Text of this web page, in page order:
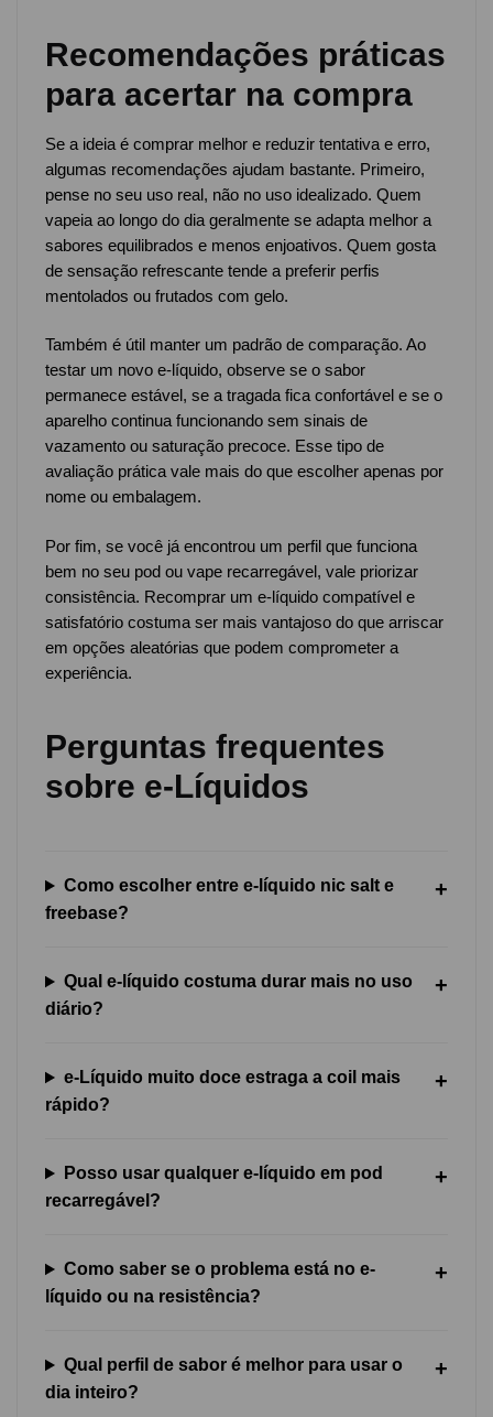
Recomendações práticas
para acertar na compra
Se a ideia é comprar melhor e reduzir tentativa e erro,
algumas recomendações ajudam bastante. Primeiro,
pense no seu uso real, não no uso idealizado. Quem
vapeia ao longo do dia geralmente se adapta melhor a
sabores equilibrados e menos enjoativos. Quem gosta
de sensação refrescante tende a preferir perfis
mentolados ou frutados com gelo.
Também é útil manter um padrão de comparação. Ao
testar um novo e-líquido, observe se o sabor
permanece estável, se a tragada fica confortável e se o
aparelho continua funcionando sem sinais de
vazamento ou saturação precoce. Esse tipo de
avaliação prática vale mais do que escolher apenas por
nome ou embalagem.
Por fim, se você já encontrou um perfil que funciona
bem no seu pod ou vape recarregável, vale priorizar
consistência. Recomprar um e-líquido compatível e
satisfatório costuma ser mais vantajoso do que arriscar
em opções aleatórias que podem comprometer a
experiência.
Perguntas frequentes
sobre e-Líquidos
Como escolher entre e-líquido nic salt e
freebase?
Qual e-líquido costuma durar mais no uso
diário?
e-Líquido muito doce estraga a coil mais
rápido?
Posso usar qualquer e-líquido em pod
recarregável?
Como saber se o problema está no e-
líquido ou na resistência?
Qual perfil de sabor é melhor para usar o
dia inteiro?